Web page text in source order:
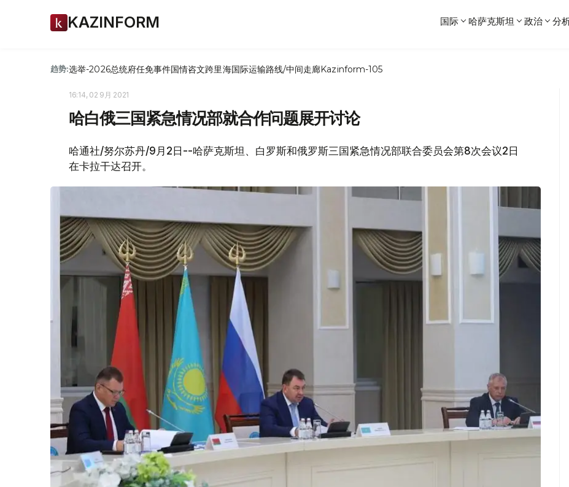
KAZINFORM 国际 哈萨克斯坦 政治 分
趋势:选举-2026总统府任免事件国情咨文跨里海国际运输路线/中间走廊Kazinform-105
16:14, 02 9月 2021
哈白俄三国紧急情况部就合作问题展开讨论
哈通社/努尔苏丹/9月2日--哈萨克斯坦、白罗斯和俄罗斯三国紧急情况部联合委员会第8次会议2日
在卡拉干达召开。